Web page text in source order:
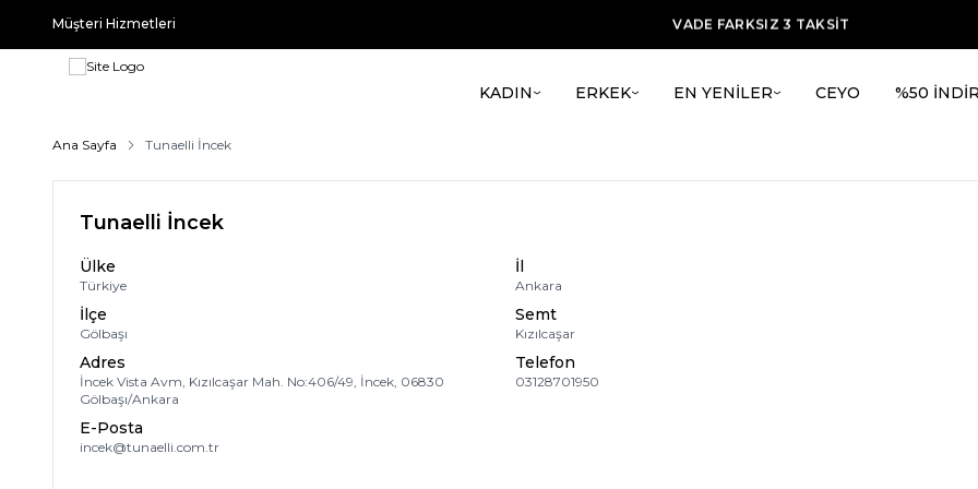
Müşteri Hizmetleri
VADE FARKSIZ 3 TAKSİT
TÜM ÜRÜNLERDE %20 İNDİRİM + ilk alışverşie %15 indirim
KADIN ERKEK EN YENİLER CEYO %50
Ana Sayfa Tunaelli İncek
Tunaelli İncek
Ülke
Türkiye
İl
Ankara
İlçe
Gölbaşı
Semt
Kızılcaşar
Adres
İncek Vista Avm, Kızılcaşar Mah. No:406/49, İncek, 06830
Gölbaşı/Ankara
Telefon
03128701950
E-Posta
incek@tunaelli.com.tr